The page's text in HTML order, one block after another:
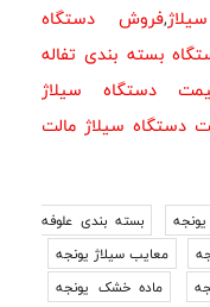
,فروش دستگاه
بسته بندی تفاله
دستگاه سیلاژ
دستگاه سیلاژ مالت
بسته بندی علوفه
معایب سیلاژ یونجه
ماده خشک یونجه